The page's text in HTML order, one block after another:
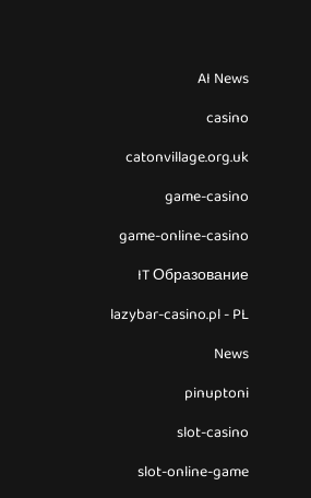
AI News
casino
catonvillage.org.uk
game-casino
game-online-casino
IT Образование
lazybar-casino.pl - PL
News
pinuptoni
slot-casino
slot-online-game